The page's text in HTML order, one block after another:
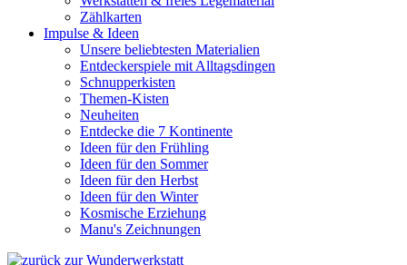
Zählkarten
Impulse & Ideen
Unsere beliebtesten Materialien
Entdeckerspiele mit Alltagsdingen
Schnupperkisten
Themen-Kisten
Neuheiten
Entdecke die 7 Kontinente
Ideen für den Frühling
Ideen für den Sommer
Ideen für den Herbst
Ideen für den Winter
Kosmische Erziehung
Manu's Zeichnungen